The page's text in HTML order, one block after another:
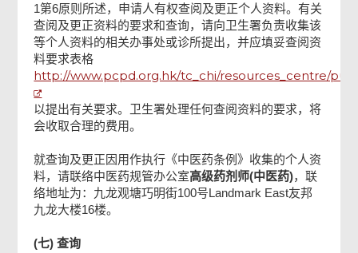
1第6原则所述，申请人有权查阅及更正个人资料。有关
查阅及更正资料的要求和查询，请向卫生署负责收集该
等个人资料的相关办事处或诊所提出，并应填妥查阅资
料要求表格
http://www.pcpd.org.hk/tc_chi/resources_centre/
以提出有关要求。卫生署处理任何查阅资料的要求，将
会收取合理的费用。
就查询及更正因用作执行《中医药条例》收集的个人资
料，请联络中医药规管办公室高级药剂师(中医药)，联
络地址为：九龙观塘巧明街100号Landmark East友邦
九龙大楼16楼。
(七) 查询